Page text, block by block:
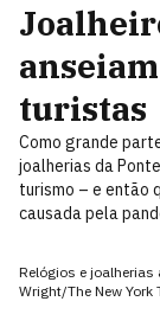
turistas
Como grande
joalherias da
turismo – e então
causada pela
Relógios e joalherias
Wright/The New York